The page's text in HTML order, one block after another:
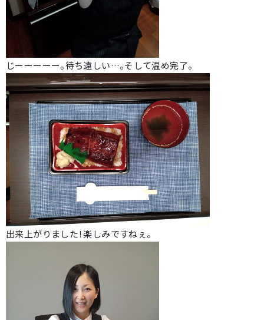
じーーーーー。待ち遠しい…。そして温め完了。
出来上がりました！楽しみですねぇ。